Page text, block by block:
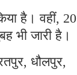
है। वहीं, 20
भी जारी है।
धौलपुर,